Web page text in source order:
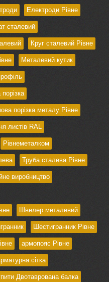
Електроди Рівне
сталевий
Круг сталевий Рівне
Металевий кутик
порізка металу Рівне
листів RAL
Рівнеметалком
Труба сталева Рівне
виробництво
Швелер металевий
Шестигранник Рівне
армопояс Рівне
сітка
Двотаврована балка